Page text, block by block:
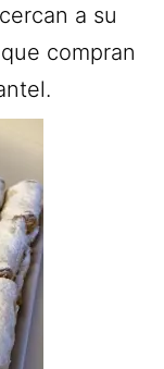
a su
compran